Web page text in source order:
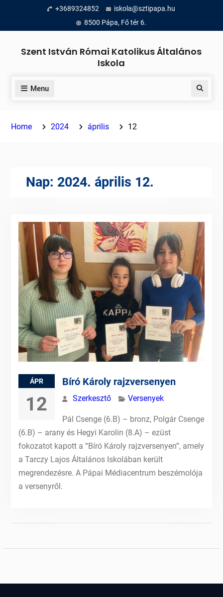
content
+3689324852
iskola@sztipapa.hu
8500 Pápa, Fő tér 6.
Szent István Római Katolikus Általános
Iskola
Menu Search
Home 2024 április 12
Nap: 2024. április 12.
ÁPR
12
Bíró Károly rajzversenyen
Szerkesztő Versenyek
Pál Csenge (6.B) – bronz, Polgár Csenge
(6.B) – arany és Hegyi Karolin (8.A) – ezüst
fokozatot kapott a “Bíró Károly rajzversenyen”, amely
a Tarczy Lajos Általános Iskolában került
megrendezésre. A Pápai Médiacentrum beszémolója
a versenyről.